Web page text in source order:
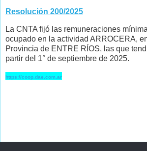
Resolución 200/2025
La CNTA fijó las remuneraciones
ocupado en la actividad ARROCERA,
Provincia de ENTRE RÍOS, las que
partir del 1° de septiembre de 2025.
https://coop.dae.com.ar